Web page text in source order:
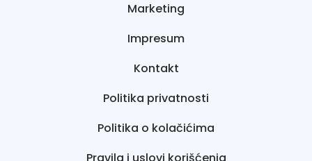
Marketing
Impresum
Kontakt
Politika privatnosti
Politika o kolačićima